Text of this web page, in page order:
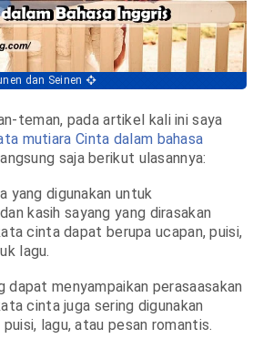
dan Seinen
teman, pada artikel kali ini saya
mutiara Cinta dalam bahasa
saja berikut ulasannya:
yang digunakan untuk
kasih sayang yang dirasakan
cinta dapat berupa ucapan, puisi,
lagu.
menyampaikan perasaasakan
cinta juga sering digunakan
lagu, atau pesan romantis.